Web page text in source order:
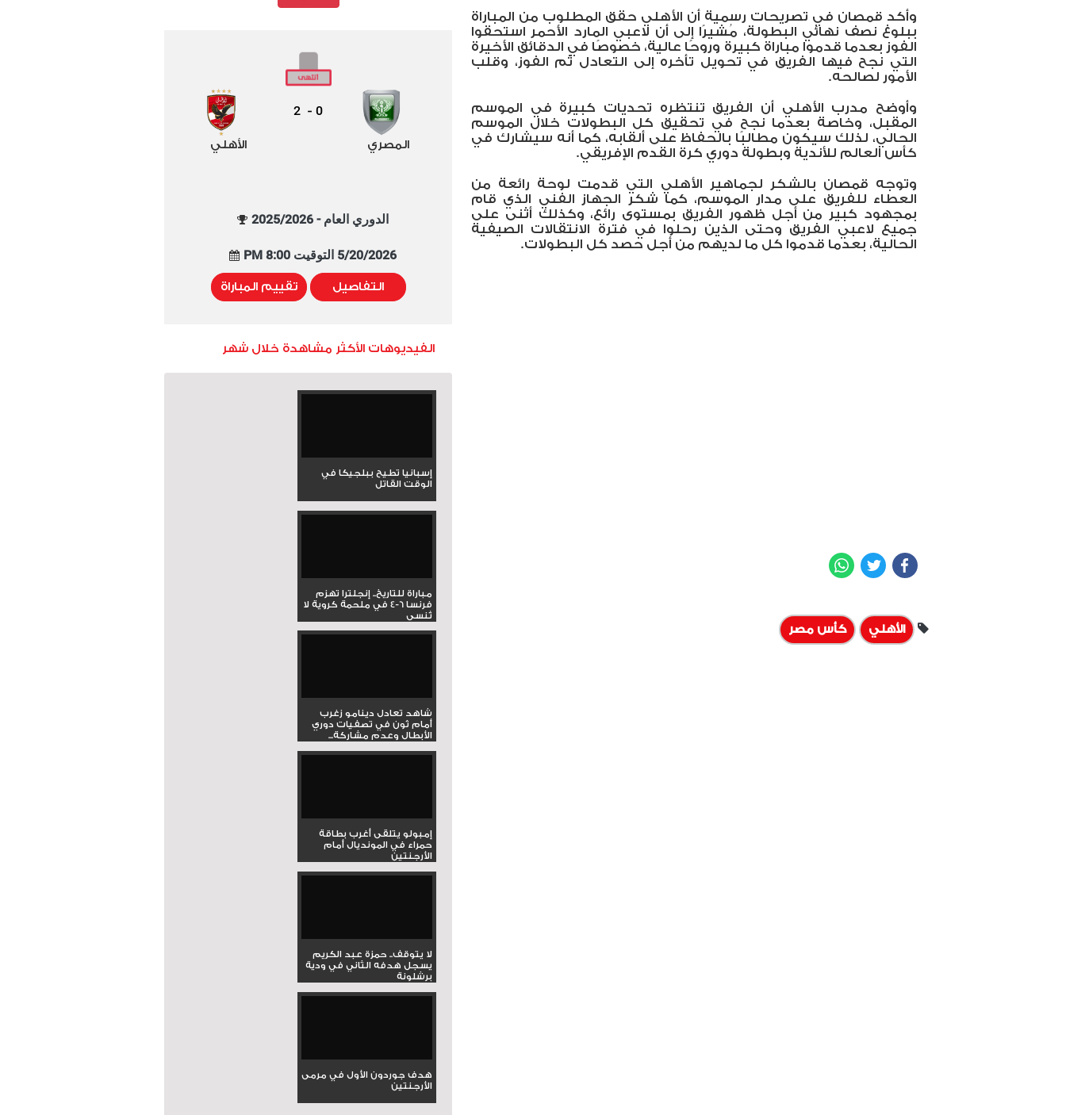
وأكد قمصان في تصريحات رسمية أن الأهلي حقق المطلوب من المباراة
ببلوغ نصف نهائي البطولة، مُشيرًا إلى أن لاعبي المارد الأحمر استحقوا
الفوز بعدما قدموا مباراة كبيرة وروحًا عالية، خصوصًا في الدقائق الأخيرة
التي نجح فيها الفريق في تحويل تأخره إلى التعادل ثم الفوز، وقلب
الأمور لصالحه.
وأوضح مدرب الأهلي أن الفريق تنتظره تحديات كبيرة في الموسم
المقبل، وخاصة بعدما نجح في تحقيق كل البطولات خلال الموسم
الحالي، لذلك سيكون مطالبًا بالحفاظ على ألقابه، كما أنه سيشارك في
كأس العالم للأندية وبطولة دوري كرة القدم الإفريقي.
وتوجه قمصان بالشكر لجماهير الأهلي التي قدمت لوحة رائعة من
العطاء للفريق على مدار الموسم، كما شكر الجهاز الفني الذي قام
بمجهود كبير من أجل ظهور الفريق بمستوى رائع، وكذلك أثنى على
جميع لاعبي الفريق وحتى الذين رحلوا في فترة الانتقالات الصيفية
الحالية، بعدما قدموا كل ما لديهم من أجل حصد كل البطولات.
Facebook
Twitter
الأهلي كأس مصر
المصري
0
-
2
الأهلي
الدوري العام - 2025/2026
5/20/2026 التوقيت 8:00 PM
التفاصيل تقييم المباراة
الفيديوهات الأكثر مشاهدة خلال شهر
إسبانيا تطيح ببلجيكا في
الوقت القاتل
مباراة للتاريخ.. إنجلترا تهزم
فرنسا 6-4 في ملحمة كروية لا
تُنسى
شاهد تعادل دينامو زغرب
أمام ثون في تصفيات دوري
الأبطال وعدم مشاركة...
إمبولو يتلقى أغرب بطاقة
حمراء في المونديال أمام
الأرجنتين
لا يتوقف.. حمزة عبد الكريم
يسجل هدفه الثاني في ودية
برشلونة
هدف جوردون الأول في مرمى
الأرجنتين